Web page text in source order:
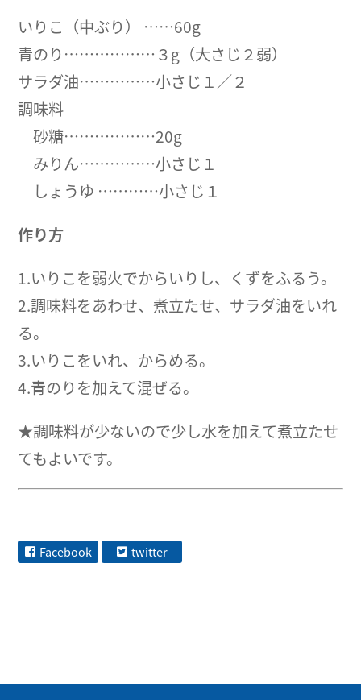
いりこ（中ぶり） ……60g
青のり………………３g（大さじ２弱）
サラダ油……………小さじ１／２
調味料
砂糖………………20g
みりん……………小さじ１
しょうゆ …………小さじ１
作り方
1.いりこを弱火でからいりし、くずをふるう。
2.調味料をあわせ、煮立たせ、サラダ油をいれ
る。
3.いりこをいれ、からめる。
4.青のりを加えて混ぜる。
★調味料が少ないので少し水を加えて煮立たせ
てもよいです。
Facebook twitter